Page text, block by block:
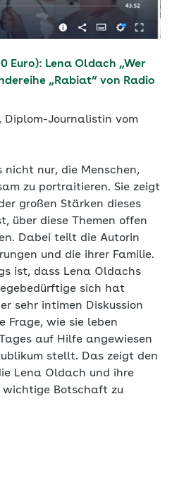
Euro): Lena Oldach „Wer
„Rabiat“ von Radio
Diplom-Journalistin vom
nur, die Menschen,
zu portraitieren. Sie zeigt
großen Stärken dieses
über diese Themen offen
Dabei teilt die Autorin
und die ihrer Familie.
ist, dass Lena Oldachs
sich hat
sehr intimen Diskussion
Frage, wie sie leben
auf Hilfe angewiesen
stellt. Das zeigt den
Lena Oldach und ihre
wichtige Botschaft zu